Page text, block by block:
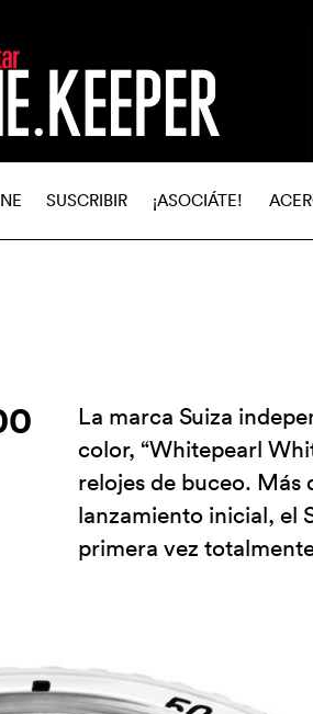
SUSCRIBIR ¡ASOCIÁTE!
La marca Suiza
color, “Whitepearl
relojes de buceo. Más
lanzamiento inicial, el
primera vez